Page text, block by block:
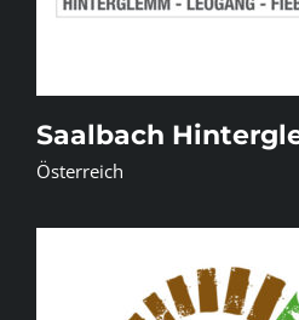
Saalbach
Österreich